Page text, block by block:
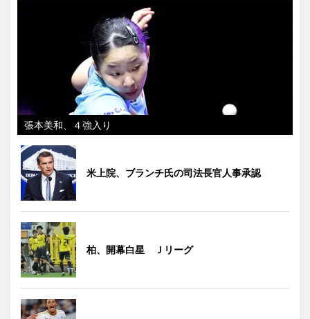
張本美和、４強入り
米上院、ブランチ氏の司法長官人事承認
柏、開幕白星 Ｊリーグ